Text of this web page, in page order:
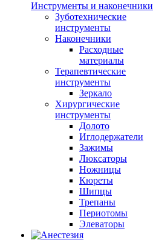
Инструменты и наконечники
Зуботехнические
инструменты
Наконечники
Расходные
материалы
Терапевтические
инструменты
Зеркало
Хирургические
инструменты
Долото
Иглодержатели
Зажимы
Люксаторы
Ножницы
Кюреты
Шипцы
Трепаны
Периотомы
Элеваторы